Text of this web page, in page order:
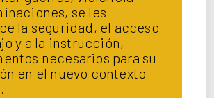
se les
la seguridad, el acceso
y a la instrucción,
necesarios para su
en el nuevo contexto